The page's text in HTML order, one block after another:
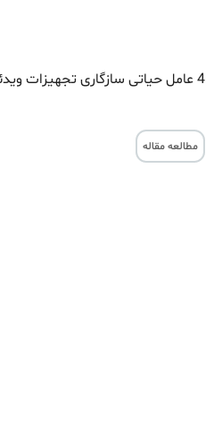
4 عامل حیاتی سازگاری تجهیزات ویدئو کنفرانس
مطالعه مقاله